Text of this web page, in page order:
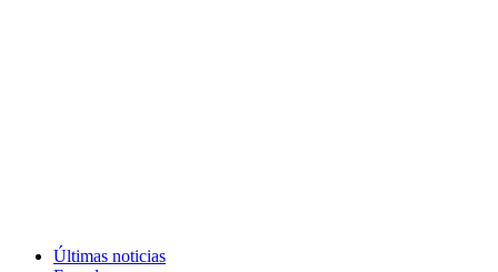
Últimas noticias